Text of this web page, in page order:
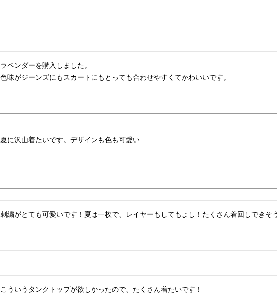
ラベンダーを購入しました。
色味がジーンズにもスカートにもとっても合わせやすくてかわいいです。
夏に沢山着たいです。デザインも色も可愛い
刺繍がとても可愛いです！夏は一枚で、レイヤーもしてもよし！たくさん着回しできそ
こういうタンクトップが欲しかったので、たくさん着たいです！